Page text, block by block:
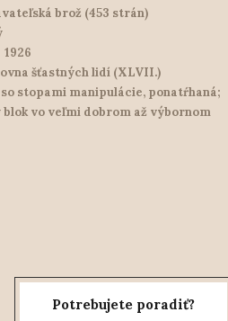
brož (453 strán)
1926
šťastných lidí (XLVII.)
so stopami manipulácie, ponatŕhaná;
blok vo veľmi dobrom až výbornom
Potrebujete poradiť?